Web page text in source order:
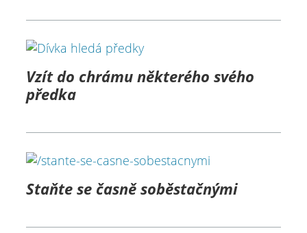
Vzít do chrámu některého svého
předka
Staňte se časně soběstačnými